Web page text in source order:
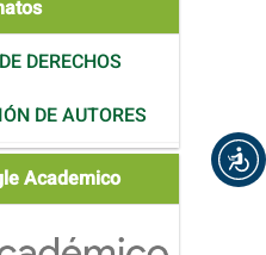
DERECHOS
DE AUTORES
Academico